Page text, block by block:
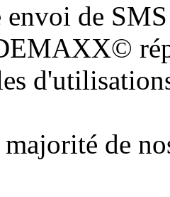
envoi de
de